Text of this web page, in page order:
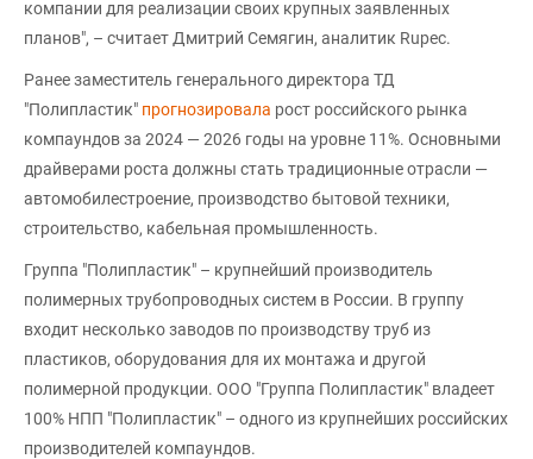
компании для реализации своих крупных заявленных
планов", – считает Дмитрий Семягин, аналитик Rupec.
Ранее заместитель генерального директора ТД
"Полипластик" прогнозировала рост российского рынка
компаундов за 2024 — 2026 годы на уровне 11%. Основными
драйверами роста должны стать традиционные отрасли —
автомобилестроение, производство бытовой техники,
строительство, кабельная промышленность.
Группа "Полипластик" – крупнейший производитель
полимерных трубопроводных систем в России. В группу
входит несколько заводов по производству труб из
пластиков, оборудования для их монтажа и другой
полимерной продукции. ООО "Группа Полипластик" владеет
100% НПП "Полипластик" – одного из крупнейших российских
производителей компаундов.